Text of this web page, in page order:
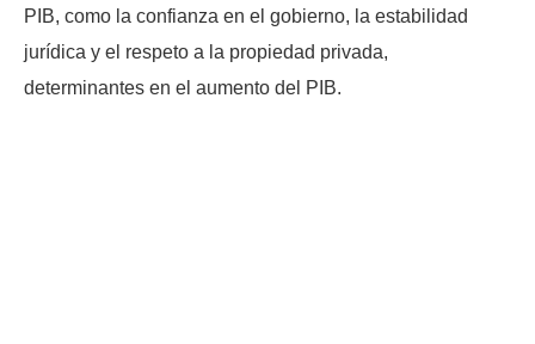
PIB, como la confianza en el gobierno, la estabilidad
jurídica y el respeto a la propiedad privada,
determinantes en el aumento del PIB.